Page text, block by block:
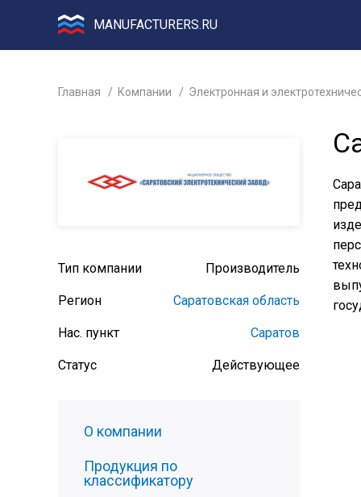
MANUFACTURERS.RU
Главная Компании Электронная и
Тип компании Производитель
Регион Саратовская область
Нас. пункт Саратов
Статус Действующее
О компании
Продукция по
классификатору